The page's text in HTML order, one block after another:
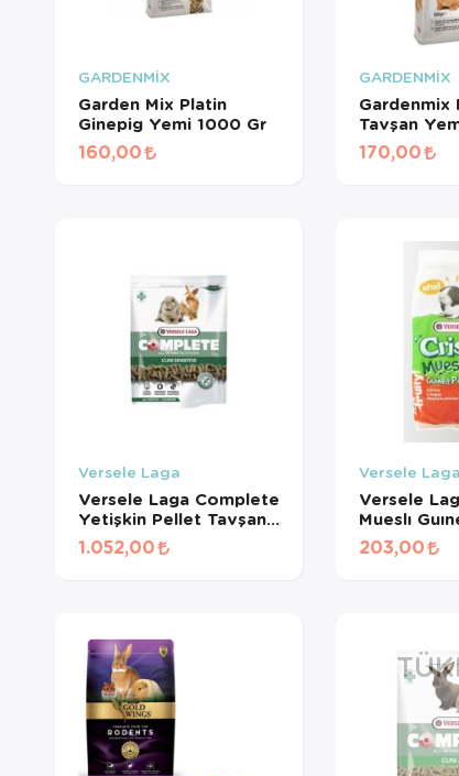
GARDENMİX
Garden Mix Platin
Ginepig Yemi 1000 Gr
160,00
GARDENMİX
Gardenmix
Tavşan
170,00
Versele Laga
Versele Laga Complete
Yetişkin Pellet Tavşan
Yemi 1,7 Kg
1.052,00
Versele Laga
Versele
Mueslı
203,00